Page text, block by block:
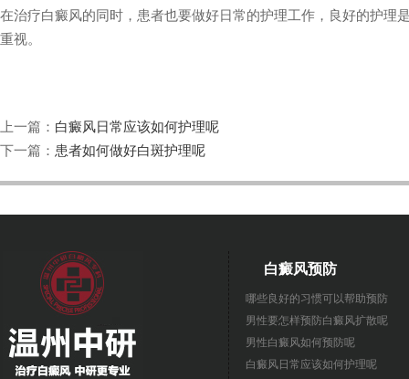
在治疗白癜风的同时，患者也要做好日常的护理工作，良好的护理
重视。
上一篇： 白癜风日常应该如何护理呢
下一篇： 患者如何做好白斑护理呢
白癜风预防
哪些良好的习惯可以帮助预防
男性要怎样预防白癜风扩散呢
男性白癜风如何预防呢
白癜风日常应该如何护理呢